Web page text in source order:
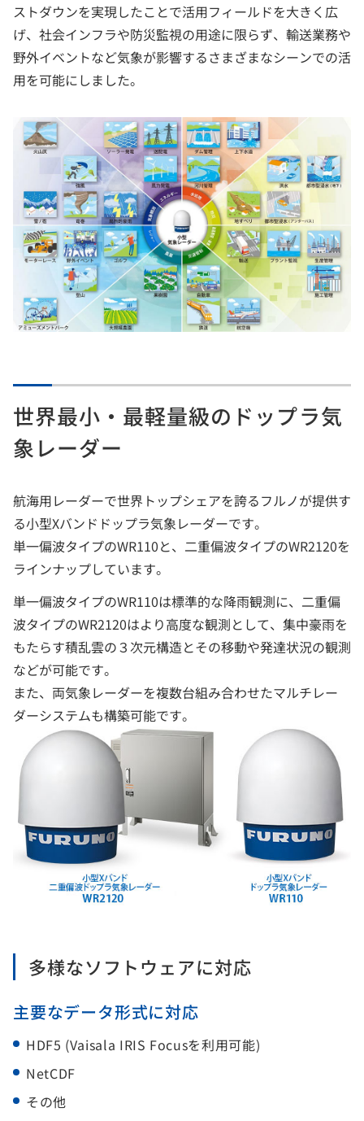
ストダウンを実現したことで活用フィールドを大きく広
げ、社会インフラや防災監視の用途に限らず、輸送業務や
野外イベントなど気象が影響するさまざまなシーンでの活
用を可能にしました。
世界最小・最軽量級のドップラ気
象レーダー
航海用レーダーで世界トップシェアを誇るフルノが提供す
る小型Xバンドドップラ気象レーダーです。
単一偏波タイプのWR110と、二重偏波タイプのWR2120を
ラインナップしています。
単一偏波タイプのWR110は標準的な降雨観測に、二重偏
波タイプのWR2120はより高度な観測として、集中豪雨を
もたらす積乱雲の３次元構造とその移動や発達状況の観測
などが可能です。
また、両気象レーダーを複数台組み合わせたマルチレー
ダーシステムも構築可能です。
多様なソフトウェアに対応
主要なデータ形式に対応
HDF5 (Vaisala IRIS Focusを利用可能)
NetCDF
その他